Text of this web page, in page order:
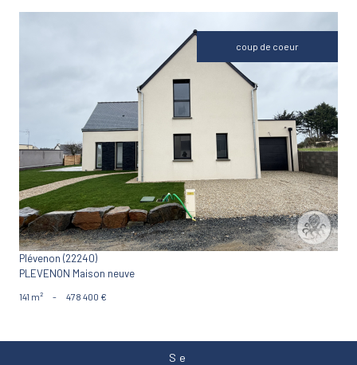
coup de coeur
VOIR LE BIEN
Plévenon (22240)
PLEVENON Maison neuve
141 m² - 478 400 €
Se